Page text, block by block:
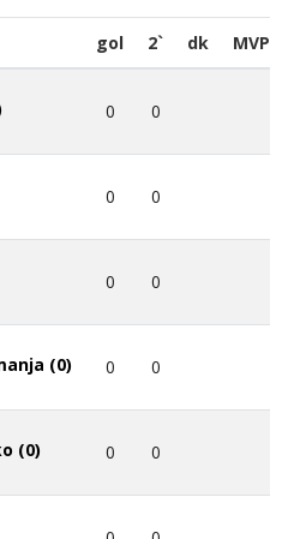
gol 2` dk MVP
0 0
0 0
0 0
(0) 0 0
(0) 0 0